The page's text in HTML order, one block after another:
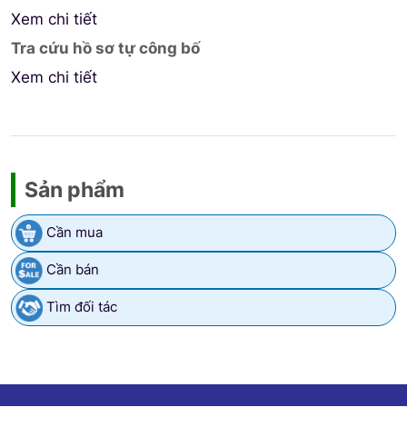
Xem chi tiết
Tra cứu hồ sơ tự công bố
Xem chi tiết
Sản phẩm
Cần mua
Cần bán
Tìm đối tác